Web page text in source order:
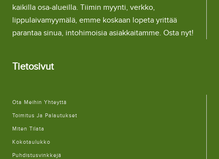
kaikilla osa-alueilla. Tiimin myynti, verkko,
lippulaivamyymälä, emme koskaan lopeta yrittää
parantaa sinua, intohimoisia asiakkaitamme. Osta nyt!
Tietosivut
Ota Meihin Yhteyttä
Toimitus Ja Palautukset
Miten Tilata
Kokotaulukko
Puhdistusvinkkejä